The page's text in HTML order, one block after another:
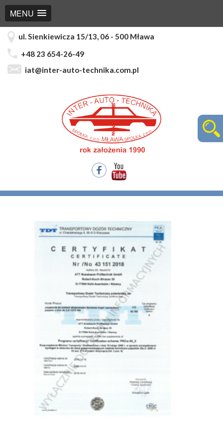
MENU
ul. Sienkiewicza 15/13, 06 - 500 Mława
+48 23 654-26-49
iat@inter-auto-technika.com.pl